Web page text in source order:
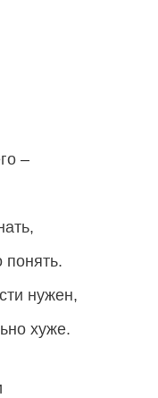
–
нужен,
хуже.